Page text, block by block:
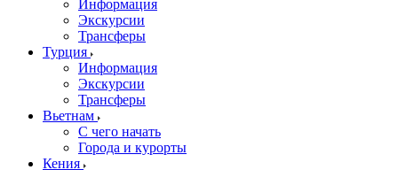
Информация
Экскурсии
Трансферы
Турция
Информация
Экскурсии
Трансферы
Вьетнам
С чего начать
Города и курорты
Кения